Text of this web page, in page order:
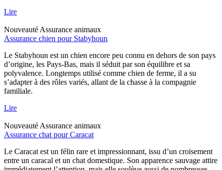
Lire
Nouveauté Assurance animaux
Assurance chien pour Stabyhoun
Le Stabyhoun est un chien encore peu connu en dehors de son pays
d’origine, les Pays-Bas, mais il séduit par son équilibre et sa
polyvalence. Longtemps utilisé comme chien de ferme, il a su
s’adapter à des rôles variés, allant de la chasse à la compagnie
familiale.
Lire
Nouveauté Assurance animaux
Assurance chat pour Caracat
Le Caracat est un félin rare et impressionnant, issu d’un croisement
entre un caracal et un chat domestique. Son apparence sauvage attire